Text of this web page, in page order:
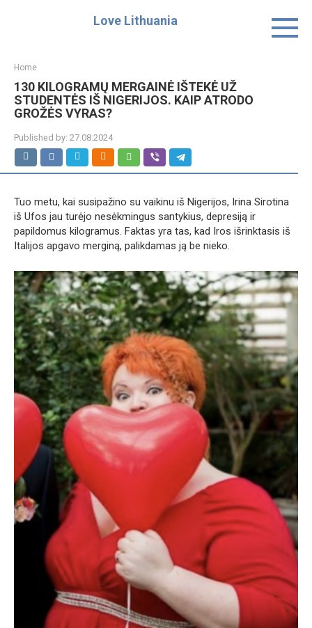
Love Lithuania
Home
130 KILOGRAMŲ MERGAINĖ IŠTEKĖ UŽ
STUDENTĖS IŠ NIGERIJOS. KAIP ATRODO
GROŽĖS VYRAS?
Published by: 27.08.2024
Tuo metu, kai susipažino su vaikinu iš Nigerijos, Irina Sirotina
iš Ufos jau turėjo nesėkmingus santykius, depresiją ir
papildomus kilogramus. Faktas yra tas, kad Iros išrinktasis iš
Italijos apgavo merginą, palikdamas ją be nieko.